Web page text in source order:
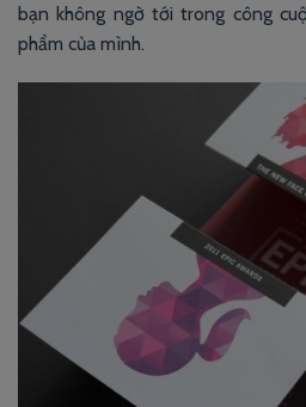
bạn không ngờ tới trong công
phẩm của mình.